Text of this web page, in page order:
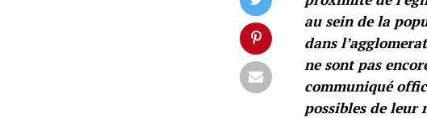
au sein de la
dans
ne sont pas
communiqué
possibles de leur